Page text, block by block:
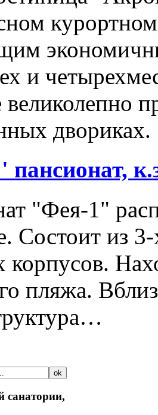
курортном
и
великолепно
двориках.
"Фея-1"
Состоит из
корпусов.
пляжа.
санатории,